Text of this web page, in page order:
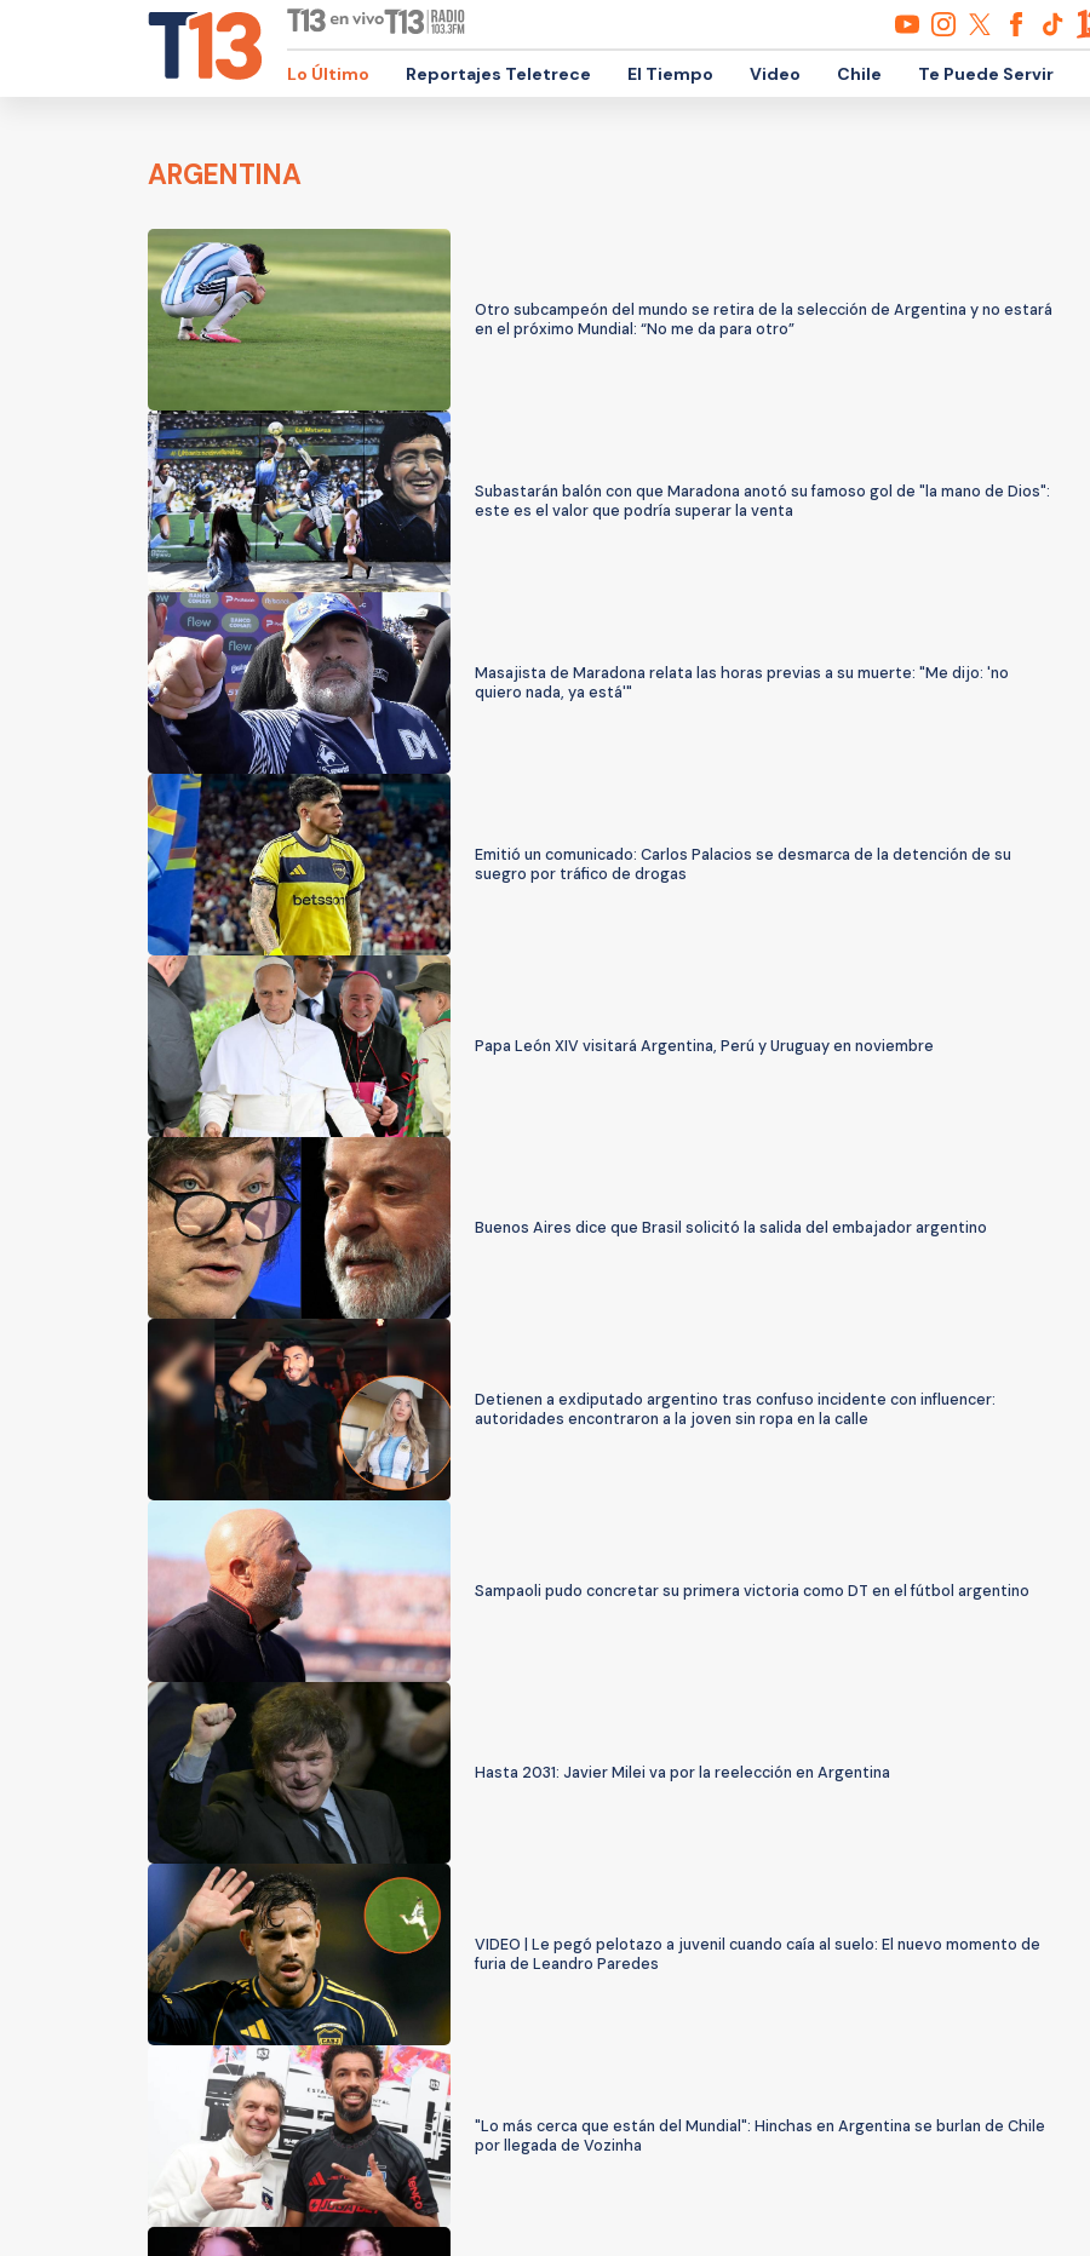
Lo Último Reportajes Teletrece El Tiempo Video Chile Te Puede Servir
ARGENTINA
Otro subcampeón del mundo se retira de la selección de Argentina y no estará
en el próximo Mundial: “No me da para otro”
Subastarán balón con que Maradona anotó su famoso gol de "la mano de Dios":
este es el valor que podría superar la venta
Masajista de Maradona relata las horas previas a su muerte: "Me dijo: 'no
quiero nada, ya está'"
Emitió un comunicado: Carlos Palacios se desmarca de la detención de su
suegro por tráfico de drogas
Papa León XIV visitará Argentina, Perú y Uruguay en noviembre
Buenos Aires dice que Brasil solicitó la salida del embajador argentino
Detienen a exdiputado argentino tras confuso incidente con influencer:
autoridades encontraron a la joven sin ropa en la calle
Sampaoli pudo concretar su primera victoria como DT en el fútbol argentino
Hasta 2031: Javier Milei va por la reelección en Argentina
VIDEO | Le pegó pelotazo a juvenil cuando caía al suelo: El nuevo momento de
furia de Leandro Paredes
"Lo más cerca que están del Mundial": Hinchas en Argentina se burlan de Chile
por llegada de Vozinha